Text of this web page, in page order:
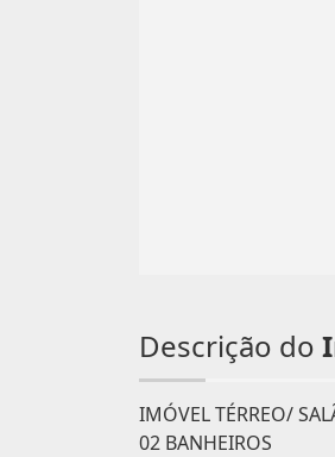
Descrição do
IMÓVEL TÉRREO/
02 BANHEIROS